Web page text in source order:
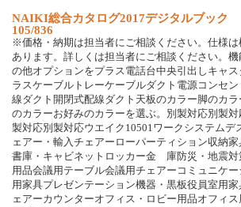
NAIKI総合カタ ログ2017デジタルブック
105/836
※価格 ・ 納期 は担当者にご相談 く ださ い。 仕様は
あ り ま す。 詳 し く は担当者にご相談 く ださ い。 機
の他オプシ ョ ンをプラ ス電話台中央引 出 し キ ャ ス
ラ スケーブル ト レーケーブルダク ト 電源コ ンセン
線ダク ト 開 閉式配線ダク ト 天板のカ ラ ー脚のカ ラ
のカ ラ ーお好みのカ ラ ーを選ぶ。 別 製対応別 製対
製対応別 製対応ウ エイ ク 10501ワ ーク システムデ
ェ アー ・ 輸入チ ェ アー ロ ーパーテ ィ シ ョ ン収納家
書庫 ・ キ ャ ビネ ッ ト ロ ッ カ ー金 庫防災 ・ 地震対
用品会議用 テーブル会議用チ ェ アー コ ミ ュ ニケー
用家具プレゼンテーシ ョ ン機器 ・ 黒板役員室用家
ェ アーカ ウ ンタ ーオフ ィ ス ・ ロ ビー用品オフ ィ ス